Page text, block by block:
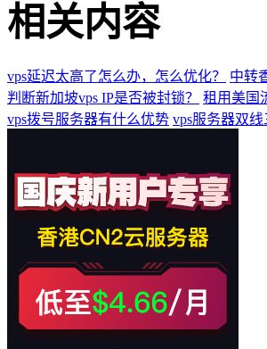
相关内容
vps延迟太高了怎么办，怎么优化？
中转
判断新加坡vps IP是否被封锁？
租用美国
vps拨号服务器有什么优势 vps服务器双